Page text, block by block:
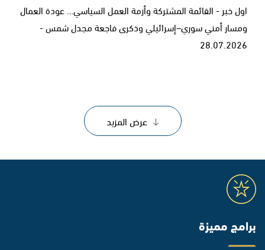
اول خبر - القائمة المشتركة وأزمة العمل السياسي… عودة العمال
ومسار أمني سوري–إسرائيلي وذكرى فاجعة مجدل شمس -
28.07.2026
عرض المزيد
برامج مميزة